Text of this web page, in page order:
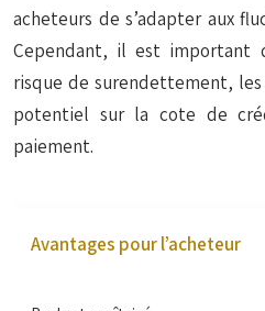
acheteurs de s’adapter aux
Cependant, il est important
risque de surendettement,
potentiel sur la cote de
paiement.
Avantages pour l’acheteur